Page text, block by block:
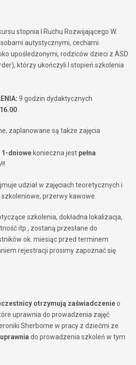
stopnia I Ruchu Rozwijającego W.
autystycznymi, cechami
upośledzonymi, rodziców dzieci z ASD
którzy ukończyli I stopień szkolenia
9 godzin dydaktycznych
zaplanowane są także zajęcia
1-dniowe konieczna jest pełna
udział w zajęciach teoretycznych i
przerwy kawowe.
szkolenia, dokładna lokalizacja,
itp., zostaną przesłane do
ok. miesiąc przed terminem
rejestracji prosimy zapoznać się
otrzymują zaświadczenieo
uprawnia do prowadzenia zajęć
Sherborne w pracy z dziećmi ze
do prowadzenia szkoleń w tym